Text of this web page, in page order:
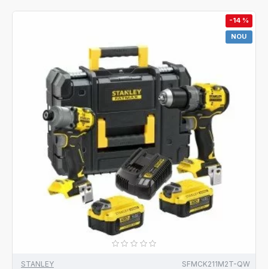
NOU
-14 %
STANLEY SFMCK211M2T-QW